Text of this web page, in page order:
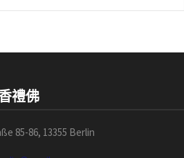
禮佛
85-86, 13355 Berlin